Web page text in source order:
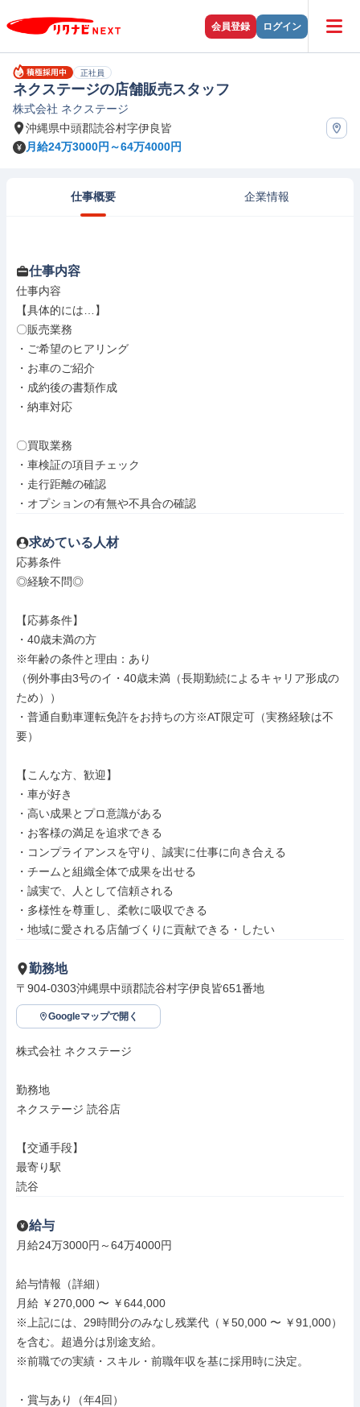
会員登録 ログイン
正社員
ネクステージの店舗販売スタッフ
株式会社 ネクステージ
沖縄県中頭郡読谷村字伊良皆
月給24万3000円～64万4000円
仕事概要 企業情報
仕事内容
仕事内容
【具体的には…】
〇販売業務
・ご希望のヒアリング
・お車のご紹介
・成約後の書類作成
・納車対応
〇買取業務
・車検証の項目チェック
・走行距離の確認
・オプションの有無や不具合の確認
求めている人材
応募条件
◎経験不問◎
【応募条件】
・40歳未満の方
※年齢の条件と理由：あり
（例外事由3号のイ・40歳未満（長期勤続によるキャリア形成の
ため））
・普通自動車運転免許をお持ちの方※AT限定可（実務経験は不
要）
【こんな方、歓迎】
・車が好き
・高い成果とプロ意識がある
・お客様の満足を追求できる
・コンプライアンスを守り、誠実に仕事に向き合える
・チームと組織全体で成果を出せる
・誠実で、人として信頼される
・多様性を尊重し、柔軟に吸収できる
・地域に愛される店舗づくりに貢献できる・したい
勤務地
〒904-0303沖縄県中頭郡読谷村字伊良皆651番地
Googleマップで開く
株式会社 ネクステージ
勤務地
ネクステージ 読谷店
【交通手段】
最寄り駅
読谷
給与
月給24万3000円～64万4000円
給与情報（詳細）
月給 ￥270,000 〜 ￥644,000
※上記には、29時間分のみなし残業代（￥50,000 〜 ￥91,000）
を含む。超過分は別途支給。
※前職での実績・スキル・前職年収を基に採用時に決定。
・賞与あり（年4回）